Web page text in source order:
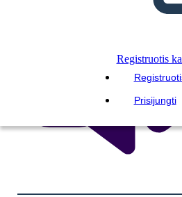
Registruotis
Prisijungti